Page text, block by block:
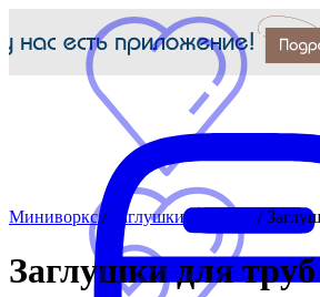
Миниворкс / Заглушки для труб /
Заглушки для